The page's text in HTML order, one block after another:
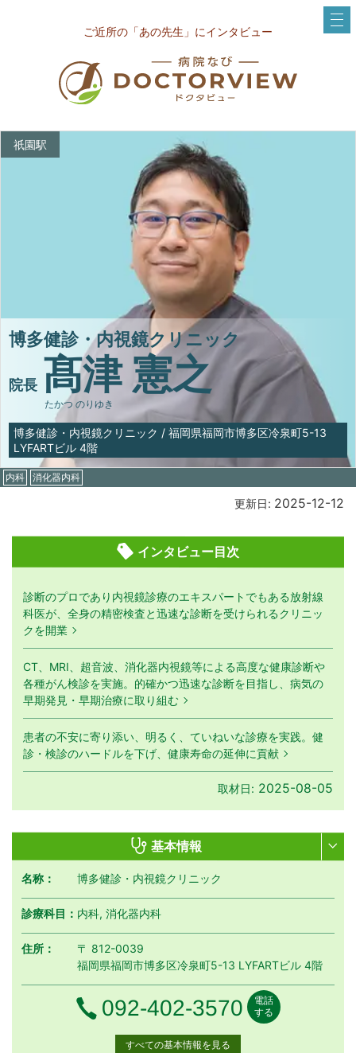
ご近所の「あの先生」にインタビュー
祇園駅
博多健診・内視鏡クリニック
院長 髙津 憲之
たかつ のりゆき
博多健診・内視鏡クリニック / 福岡県福岡市博多区冷泉町5-13
LYFARTビル 4階
内科 消化器内科
更新日: 2025-12-12
インタビュー目次
診断のプロであり内視鏡診療のエキスパートでもある放射線
科医が、全身の精密検査と迅速な診断を受けられるクリニッ
クを開業
CT、MRI、超音波、消化器内視鏡等による高度な健康診断や
各種がん検診を実施。的確かつ迅速な診断を目指し、病気の
早期発見・早期治療に取り組む
患者の不安に寄り添い、明るく、ていねいな診療を実践。健
診・検診のハードルを下げ、健康寿命の延伸に貢献
取材日: 2025-08-05
基本情報
名称： 博多健診・内視鏡クリニック
診療科目： 内科, 消化器内科
住所：
〒 812-0039
福岡県福岡市博多区冷泉町5-13 LYFARTビル 4階
電話番号
092-402-3570
電話
する
すべての基本情報を見る